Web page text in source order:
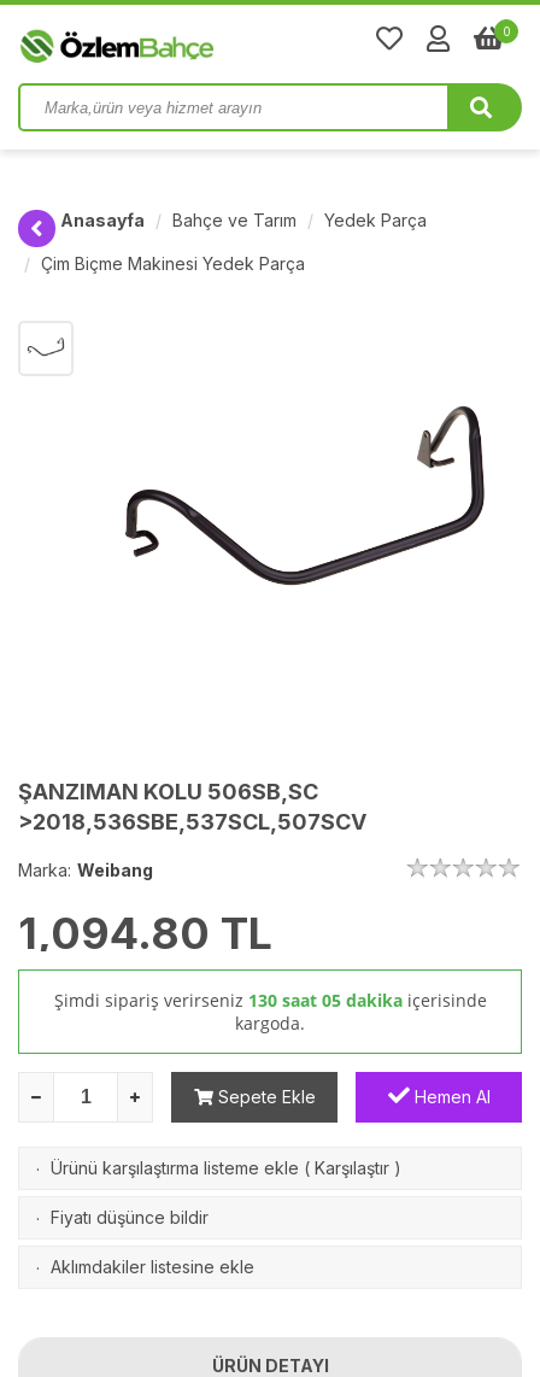
0
Anasayfa Bahçe ve Tarım Yedek Parça
Çim Biçme Makinesi Yedek Parça
ŞANZIMAN KOLU 506SB,SC
>2018,536SBE,537SCL,507SCV
Marka: Weibang
1,094.80 TL
Şimdi sipariş verirseniz 130 saat 05 dakika içerisinde
kargoda.
Sepete Ekle Hemen Al
· Ürünü karşılaştırma listeme ekle ( Karşılaştır )
· Fiyatı düşünce bildir
· Aklımdakiler listesine ekle
ÜRÜN DETAYI